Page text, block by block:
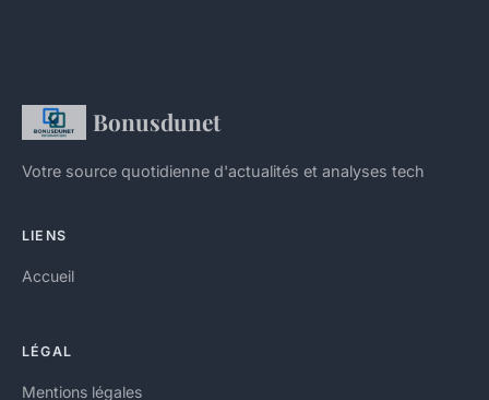
Bonusdunet
Votre source quotidienne d'actualités et analyses tech
LIENS
Accueil
LÉGAL
Mentions légales